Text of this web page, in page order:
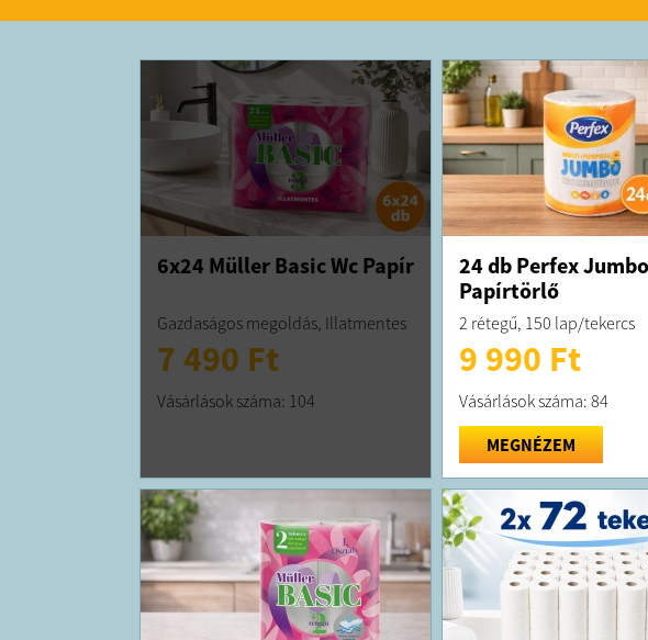
6x24 Müller Basic Wc Papír
Gazdaságos megoldás, Illatmentes
7 490 Ft
Vásárlások száma: 104
24 db Perfex Jumbo
Papírtörlő
2 rétegű, 150 lap/tekercs
9 990 Ft
Vásárlások száma: 84
MEGNÉZEM